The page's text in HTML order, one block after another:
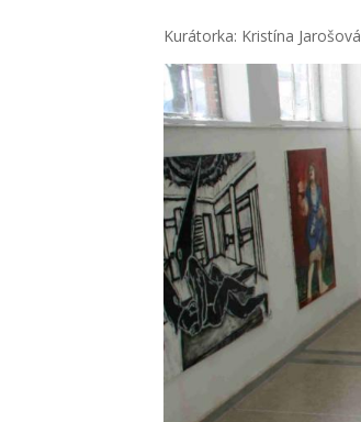
Kurá­tor­ka: Kris­tí­na Jaro­šo­vá